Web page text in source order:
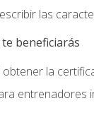
las
beneficiarás
obtener la
entrenadores